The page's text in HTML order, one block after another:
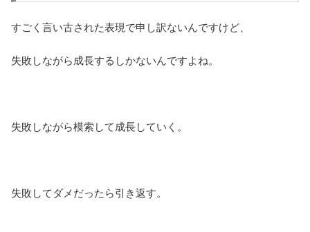
すごく言い古された表現で申し訳ないんですけど、
失敗しながら成長するしかないんですよね。
失敗しながら模索して成長していく。
失敗してダメだったら引き返す。